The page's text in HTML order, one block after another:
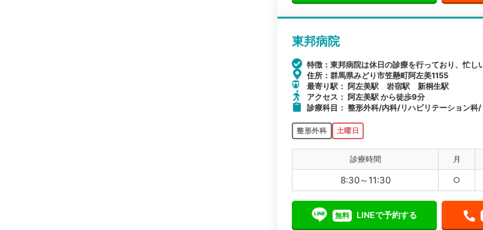
東邦病院
特徴：東邦病院は休日の診療を行っており、忙し
住所：群馬県みどり市笠懸町阿左美1155
最寄り駅： 阿左美駅 岩宿駅 新桐生駅
アクセス： 阿左美駅 から徒歩9分
診療科目： 整形外科/内科/リハビリテーション
整形外科 土曜日
診療時間 月
8:30～11:30 ○
無料 LINEで予約する